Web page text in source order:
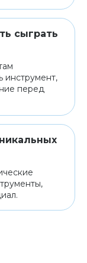
сыграть
инструмент,
перед